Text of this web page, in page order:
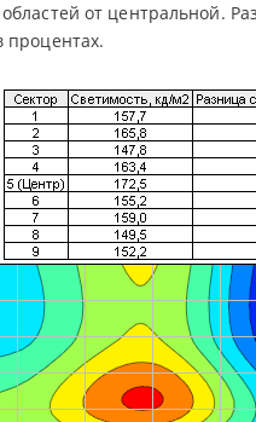
от центральной.
процентах.